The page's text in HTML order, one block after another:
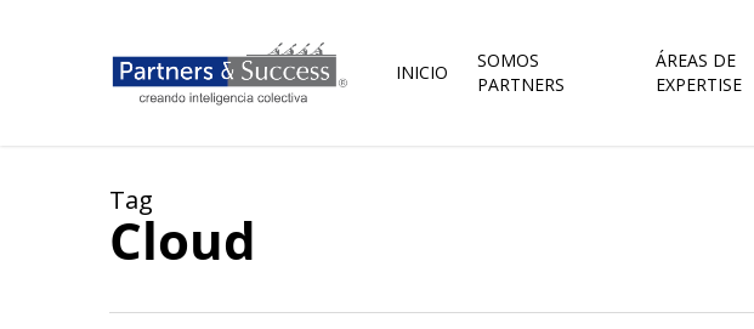
INICIO
SOMOS
PARTNERS
ÁREAS DE
EXPERTISE
Tag
Cloud